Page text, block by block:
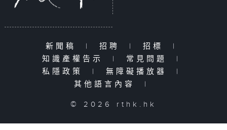
新聞稿 | 招聘 | 招標
|
知識產權告示
| 常見問題
|
私隱政策
| 無障礙播放器
|
其他語言內容
|
© 2026 rthk.hk